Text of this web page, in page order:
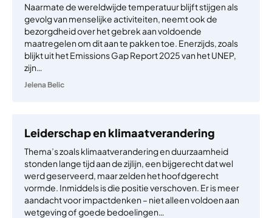
Naarmate de wereldwijde temperatuur blijft stijgen als
gevolg van menselijke activiteiten, neemt ook de
bezorgdheid over het gebrek aan voldoende
maatregelen om dit aan te pakken toe. Enerzijds, zoals
blijkt uit het Emissions Gap Report 2025 van het UNEP,
zijn…
Jelena Belic
Leiderschap en klimaatverandering
Thema’s zoals klimaatverandering en duurzaamheid
stonden lange tijd aan de zijlijn, een bijgerecht dat wel
werd geserveerd, maar zelden het hoofdgerecht
vormde. Inmiddels is die positie verschoven. Er is meer
aandacht voor impactdenken – niet alleen voldoen aan
wetgeving of goede bedoelingen…